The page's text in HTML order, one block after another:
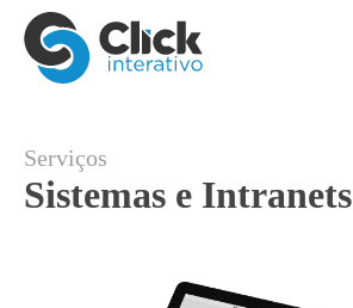
Serviços
Sistemas e Intranets